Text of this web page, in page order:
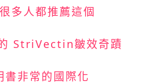
多人都推薦這個
StriVectin皺效奇蹟
書非常的國際化